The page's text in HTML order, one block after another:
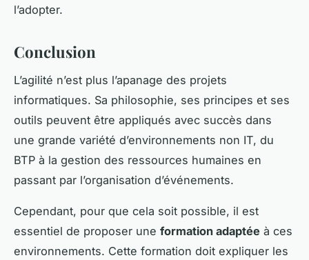
l’adopter.
Conclusion
L’agilité n’est plus l’apanage des projets
informatiques. Sa philosophie, ses principes et ses
outils peuvent être appliqués avec succès dans
une grande variété d’environnements non IT, du
BTP à la gestion des ressources humaines en
passant par l’organisation d’événements.
Cependant, pour que cela soit possible, il est
essentiel de proposer une formation adaptée à ces
environnements. Cette formation doit expliquer les